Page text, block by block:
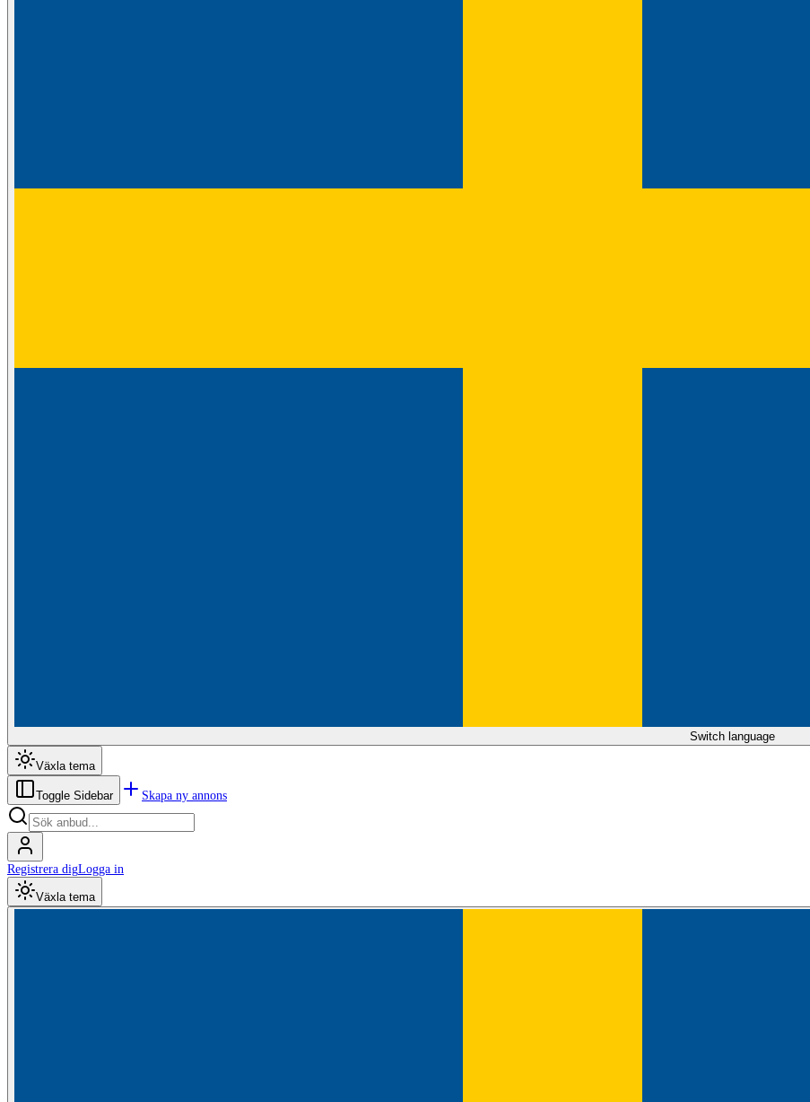
Switch language
Växla tema
Toggle Sidebar Skapa ny annons
Registrera digLogga in
Växla tema